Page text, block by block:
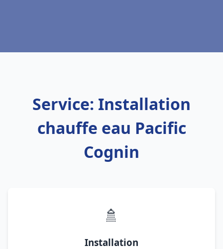
Service: Installation
chauffe eau Pacific
Cognin
🚿
Installation